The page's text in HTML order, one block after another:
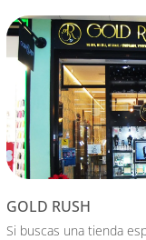
GOLD RUSH
Si buscas una tienda